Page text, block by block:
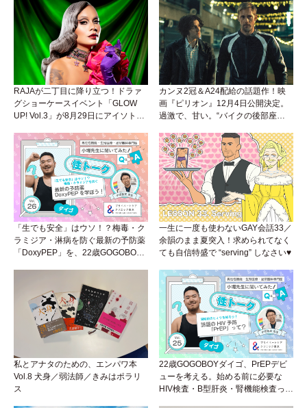
RAJAが二丁目に降り立つ！ドラァ
グショーケースイベント「GLOW
UP! Vol.3」が8月29日にアイソトー
カンヌ2冠＆A24配給の話題作！映
画『ピリオン』12月4日公開決定。
過激で、甘い。“バイクの後部座
「生でも安全」はウソ！？梅毒・ク
ラミジア・淋病を防ぐ最新の予防薬
「DoxyPEP」を、22歳GOGOBOY
（Vol.26）
一生に一度も使わないGAY会話33／
余韻のまま夏突入！求められてなく
ても自信特盛で “serving” しなさい♥
私とアナタのための、エンパワ本
Vol.8 犬身／弱法師／きみはポラリ
ス
22歳GOGOBOYダイゴ、PrEPデビ
ューを考える。始める前に必要な
HIV検査・B型肝炎・腎機能検査っ